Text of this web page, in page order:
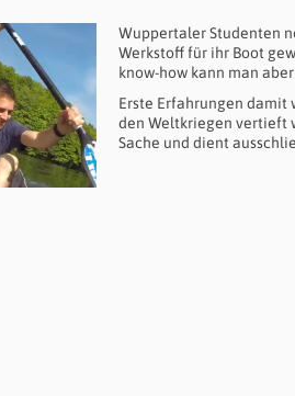
Wuppertaler Studenten
Werkstoff für ihr Boot
know-how kann man
Erste Erfahrungen damit
den Weltkriegen vertieft
Sache und dient